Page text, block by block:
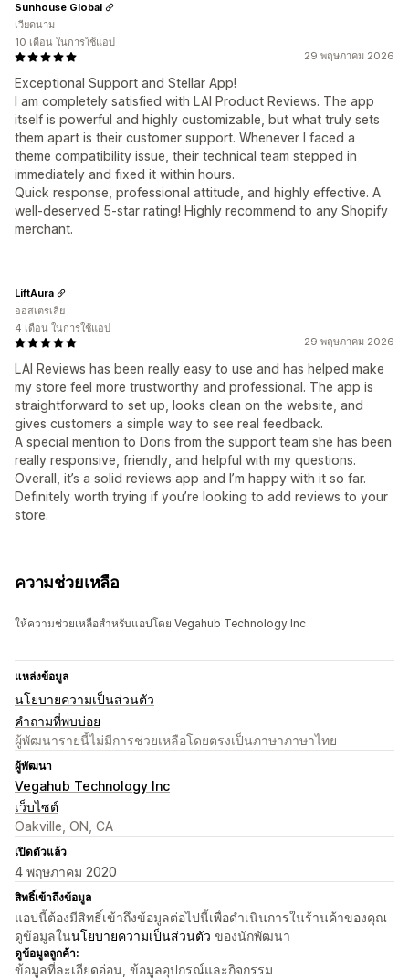
29 พฤษภาคม 2026
Exceptional Support and Stellar App!
I am completely satisfied with LAI Product Reviews. The app
itself is powerful and highly customizable, but what truly sets
them apart is their customer support. Whenever I faced a
theme compatibility issue, their technical team stepped in
immediately and fixed it within hours.
Quick response, professional attitude, and highly effective. A
well-deserved 5-star rating! Highly recommend to any Shopify
merchant.
Sunhouse Global
เวียดนาม
10 เดือน ในการใช้แอป
29 พฤษภาคม 2026
LAI Reviews has been really easy to use and has helped make
my store feel more trustworthy and professional. The app is
straightforward to set up, looks clean on the website, and
gives customers a simple way to see real feedback.
A special mention to Doris from the support team she has been
really responsive, friendly, and helpful with my questions.
Overall, it’s a solid reviews app and I’m happy with it so far.
Definitely worth trying if you’re looking to add reviews to your
store.
LiftAura
ออสเตรเลีย
4 เดือน ในการใช้แอป
ความช่วยเหลือ
ให้ความช่วยเหลือสำหรับแอปโดย Vegahub Technology Inc
แหล่งข้อมูล
นโยบายความเป็นส่วนตัว
คำถามที่พบบ่อย
ผู้พัฒนารายนี้ไม่มีการช่วยเหลือโดยตรงเป็นภาษาภาษาไทย
ผู้พัฒนา
Vegahub Technology Inc
เว็บไซต์
Oakville, ON, CA
เปิดตัวแล้ว
4 พฤษภาคม 2020
สิทธิ์เข้าถึงข้อมูล
แอปนี้ต้องมีสิทธิ์เข้าถึงข้อมูลต่อไปนี้เพื่อดำเนินการในร้านค้าของคุณ
ดูข้อมูลในนโยบายความเป็นส่วนตัว ของนักพัฒนา
ดูข้อมูลลูกค้า:
ข้อมูลที่ละเอียดอ่อน, ข้อมูลอุปกรณ์และกิจกรรม